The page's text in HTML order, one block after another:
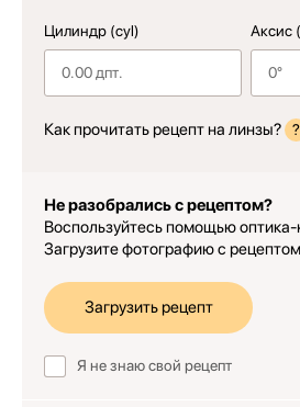
Цилиндр (cyl) Аксис
Как прочитать рецепт на линзы? ?
Не разобрались с рецептом?
Воспользуйтесь помощью оптика-
Загрузите фотографию с
Загрузить рецепт
Я не знаю свой рецепт